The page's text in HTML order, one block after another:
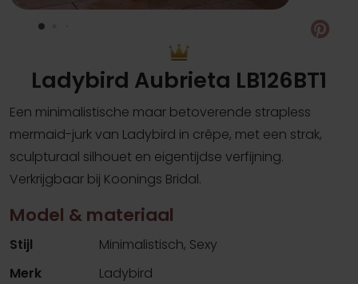
Ladybird Aubrieta LB126BT1
Een minimalistische maar betoverende strapless
mermaid-jurk van Ladybird in crêpe, met een strak,
sculpturaal silhouet en eigentijdse verfijning.
Verkrijgbaar bij Koonings Bridal.
Model & materiaal
Stijl
Minimalistisch, Sexy
Merk
Ladybird